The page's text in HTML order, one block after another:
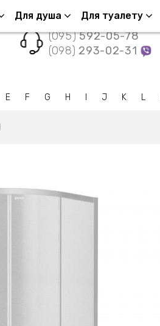
(095)592-05-78
(098) 293-02-31
Для душа Для туалету
E F G H J K L